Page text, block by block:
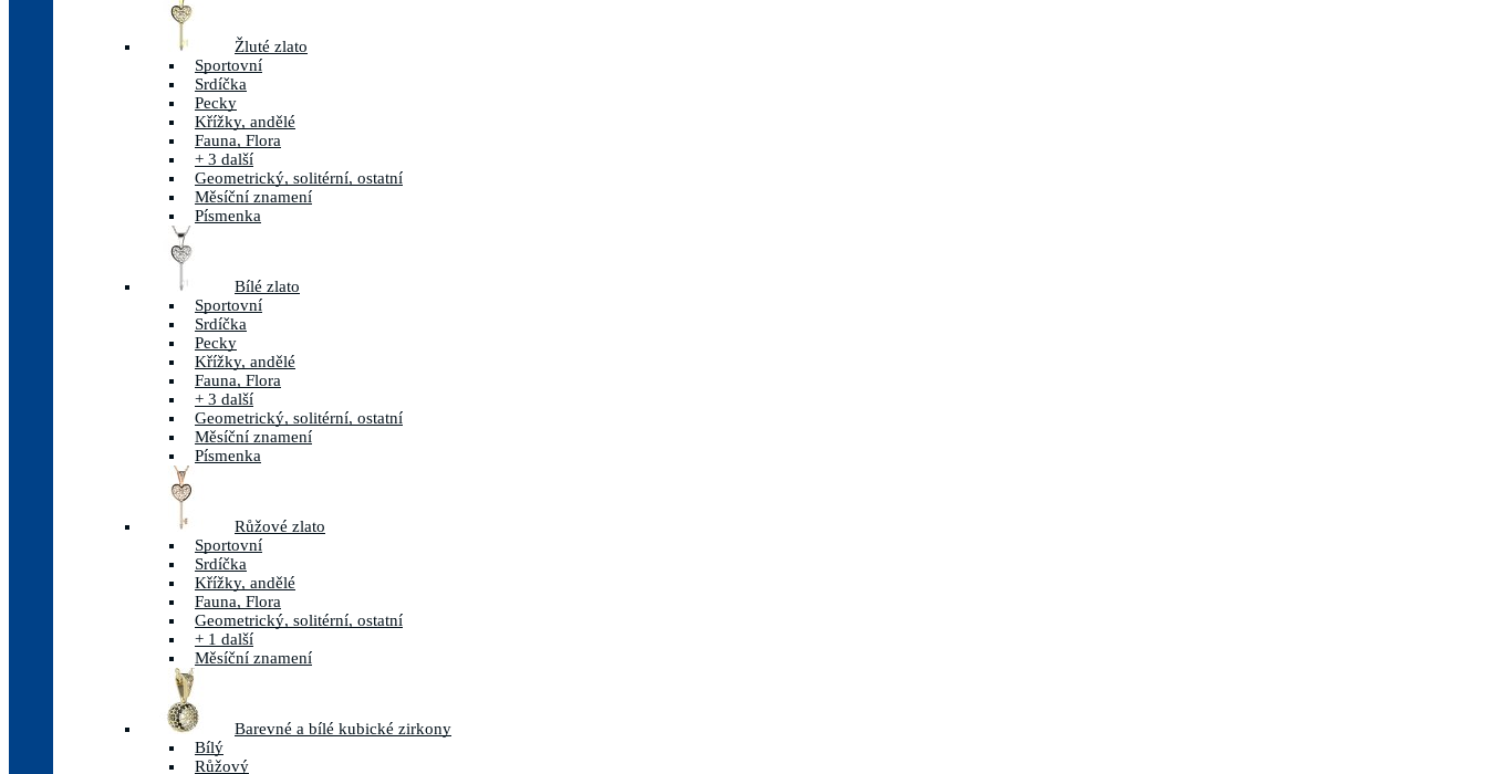
Žluté zlato
Sportovní
Srdíčka
Pecky
Křížky, andělé
Fauna, Flora
+ 3 další
Geometrický, solitérní, ostatní
Měsíční znamení
Písmenka
Bílé zlato
Sportovní
Srdíčka
Pecky
Křížky, andělé
Fauna, Flora
+ 3 další
Geometrický, solitérní, ostatní
Měsíční znamení
Písmenka
Růžové zlato
Sportovní
Srdíčka
Křížky, andělé
Fauna, Flora
Geometrický, solitérní, ostatní
+ 1 další
Měsíční znamení
Barevné a bílé kubické zirkony
Bílý
Růžový